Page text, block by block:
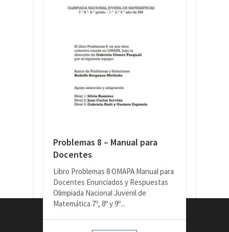
Problemas 8 – Manual para
Docentes
Libro Problemas 8 OMAPA Manual para
Docentes Enunciados y Respuestas
Olimpiada Nacional Juvenil de
Matemática 7º, 8º y 9º...